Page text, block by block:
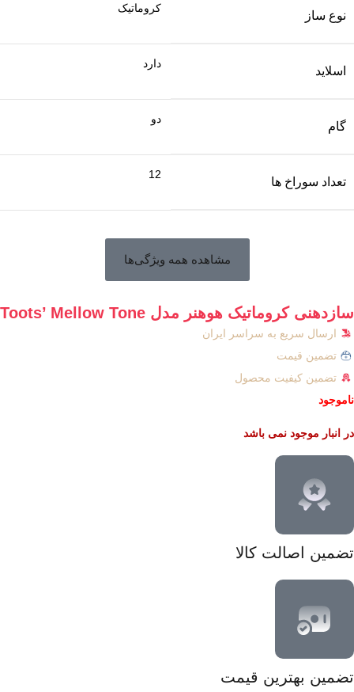
نوع ساز
کروماتیک
اسلاید
دارد
گام
دو
تعداد سوراخ ها
12
مشاهده همه ویژگی‌ها
سازدهنی کروماتیک هوهنر مدل Toots’ Mellow Tone
ارسال سریع به سراسر ایران
تضمین قیمت
تضمین کیفیت محصول
ناموجود
در انبار موجود نمی باشد
تضمین اصالت کالا
تضمین بهترین قیمت